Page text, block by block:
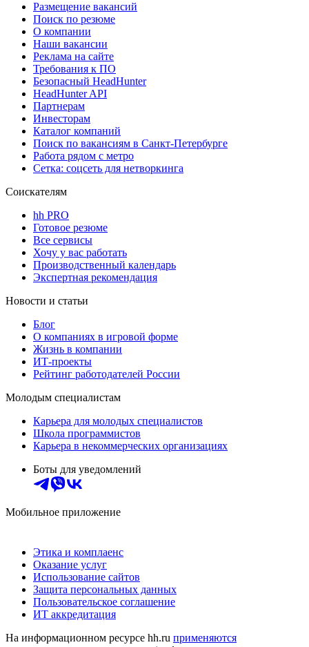
Размещение вакансий
Поиск по резюме
О компании
Наши вакансии
Реклама на сайте
Требования к ПО
Безопасный HeadHunter
HeadHunter API
Партнерам
Инвесторам
Каталог компаний
Поиск по вакансиям в Санкт-Петербурге
Работа рядом с метро
Сетка: соцсеть для нетворкинга
Соискателям
hh PRO
Готовое резюме
Все сервисы
Хочу у вас работать
Производственный календарь
Экспертная рекомендация
Новости и статьи
Блог
О компаниях в игровой форме
Жизнь в компании
ИТ-проекты
Рейтинг работодателей России
Молодым специалистам
Карьера для молодых специалистов
Школа программистов
Карьера в некоммерческих организациях
Боты для уведомлений
Мобильное приложение
Этика и комплаенс
Оказание услуг
Использование сайтов
Защита персональных данных
Пользовательское соглашение
ИТ аккредитация
На информационном ресурсе hh.ru применяются